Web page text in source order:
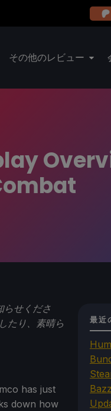
その他のレビュー
らせくださ
たり、素晴ら
has just
down how
最近